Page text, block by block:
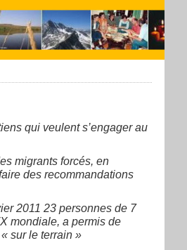
qui veulent s’engager au
migrants forcés, en
des recommandations
2011 23 personnes de 7
mondiale, a permis de
sur le terrain »